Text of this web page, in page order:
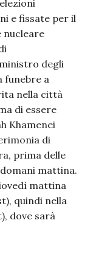
e fissate per il
nucleare
degli
funebre a
nella città
di essere
Khamenei
di
prima delle
mattina.
mattina
quindi nella
dove sarà